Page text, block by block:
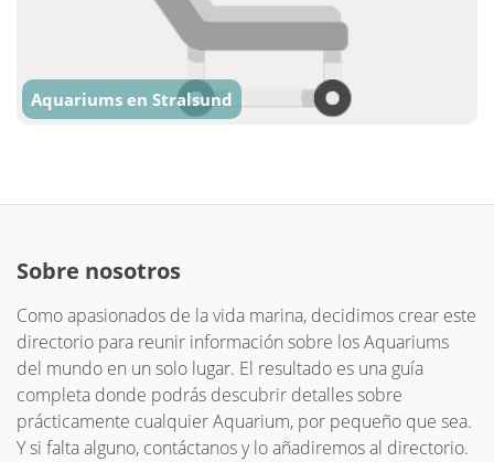
Aquariums en Stralsund
Sobre nosotros
Como apasionados de la vida marina, decidimos crear este
directorio para reunir información sobre los Aquariums
del mundo en un solo lugar. El resultado es una guía
completa donde podrás descubrir detalles sobre
prácticamente cualquier Aquarium, por pequeño que sea.
Y si falta alguno, contáctanos y lo añadiremos al directorio.